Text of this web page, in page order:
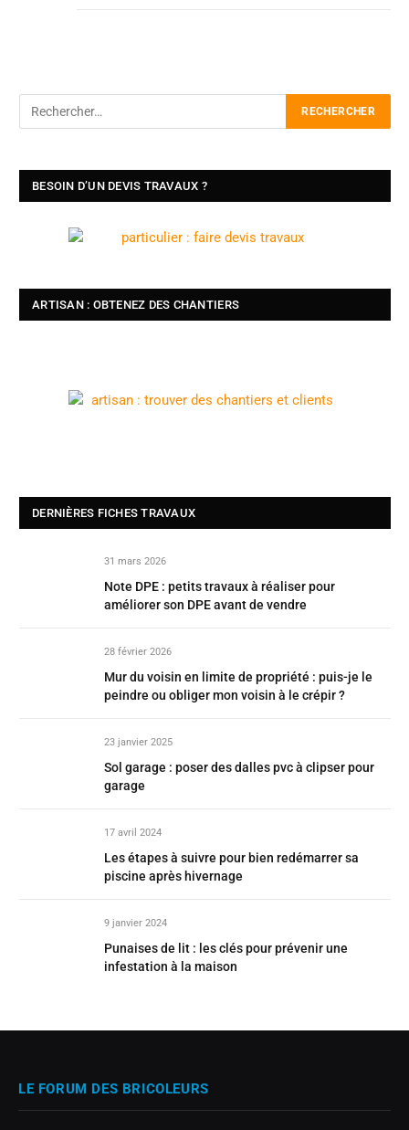
BESOIN D’UN DEVIS TRAVAUX ?
ARTISAN : OBTENEZ DES CHANTIERS
DERNIÈRES FICHES TRAVAUX
31 mars 2026
Note DPE : petits travaux à réaliser pour
améliorer son DPE avant de vendre
28 février 2026
Mur du voisin en limite de propriété : puis-je le
peindre ou obliger mon voisin à le crépir ?
23 janvier 2025
Sol garage : poser des dalles pvc à clipser pour
garage
17 avril 2024
Les étapes à suivre pour bien redémarrer sa
piscine après hivernage
9 janvier 2024
Punaises de lit : les clés pour prévenir une
infestation à la maison
LE FORUM DES BRICOLEURS